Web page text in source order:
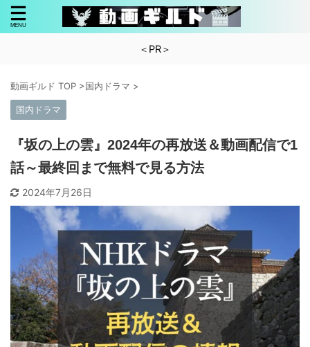
＜PR＞
動画ギルド TOP >国内ドラマ >
国内ドラマ
『坂の上の雲』2024年の再放送＆動画配信で1
話～最終回まで無料で見る方法
2024年7月26日